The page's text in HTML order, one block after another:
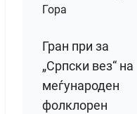
Гран при за
„Српски вез“ на
меѓународен
фолклорен